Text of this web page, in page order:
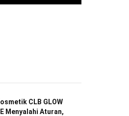
CLB GLOW
Menyalahi Aturan,